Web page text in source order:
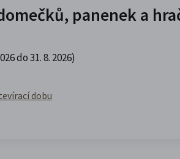
panenek a
do 31. 8. 2026)
dobu